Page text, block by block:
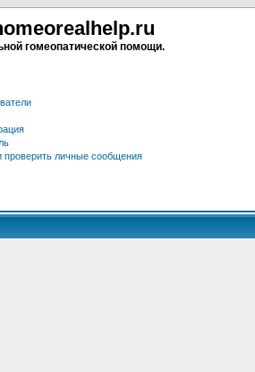
гомеопатической помощи.
проверить личные сообщения